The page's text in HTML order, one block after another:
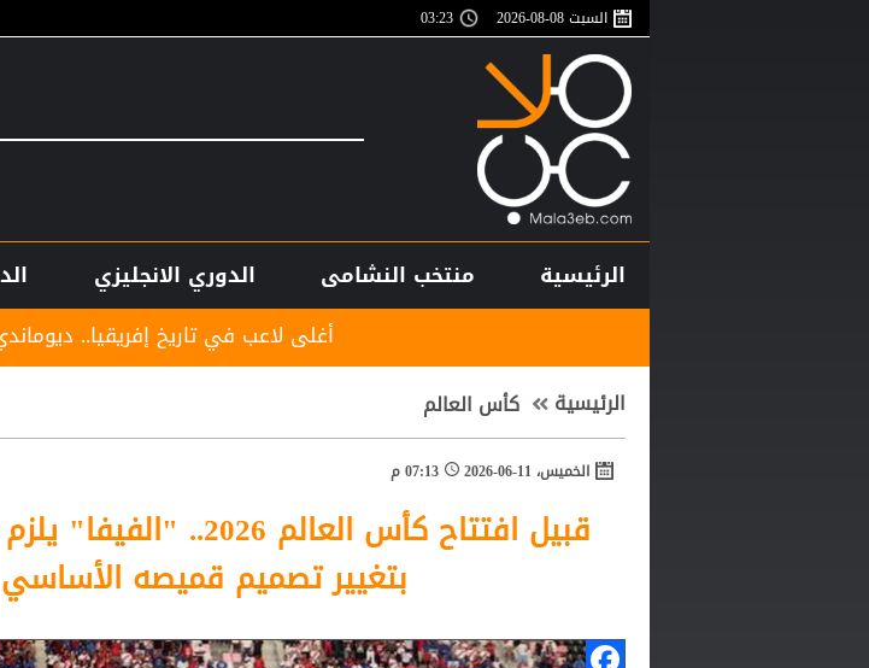
السبت 08-08-2026 03:23
الرئيسية منتخب النشامى الدوري الانجليزي
أغلى لاعب في تاريخ إفريقيا.. ديوماندي يترك معسكر
الرئيسية كأس العالم
الخميس، 11-06-2026 07:13 م
قبيل افتتاح كأس العالم
بتغيير تصميم قميصه الأساسي
Facebook